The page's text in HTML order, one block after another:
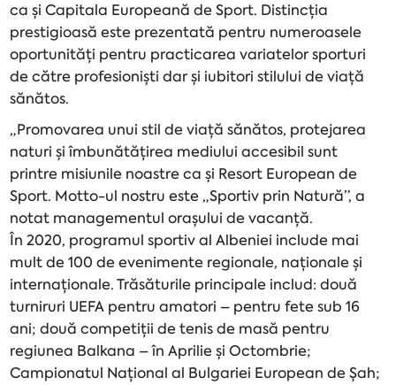
ca și Capitala Europeană de Sport. Distincția
prestigioasă este prezentată pentru numeroasele
oportunități pentru practicarea variatelor sporturi
de către profesioniști dar și iubitori stilului de viață
sănătos.
„Promovarea unui stil de viață sănătos, protejarea
naturi și îmbunătățirea mediului accesibil sunt
printre misiunile noastre ca și Resort European de
Sport. Motto-ul nostru este „Sportiv prin Natură”, a
notat managementul orașului de vacanță.
În 2020, programul sportiv al Albeniei include mai
mult de 100 de evenimente regionale, naționale și
internaționale. Trăsăturile principale includ: două
turniruri UEFA pentru amatori – pentru fete sub 16
ani; două competiții de tenis de masă pentru
regiunea Balkana – în Aprilie și Octombrie;
Campionatul Național al Bulgariei European de Șah;